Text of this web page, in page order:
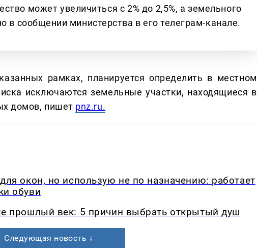
может увеличиться с 2% до 2,5%, а земельного
в сообщении министерства в его телеграм-канале.
рамках, планируется определить в местном
исключаются земельные участки, находящиеся в
домов, пишет pnz.ru.
окон, но использую не по назначению: работает
обуви
прошлый век: 5 причин выбрать открытый душ
Следующая новость ↓